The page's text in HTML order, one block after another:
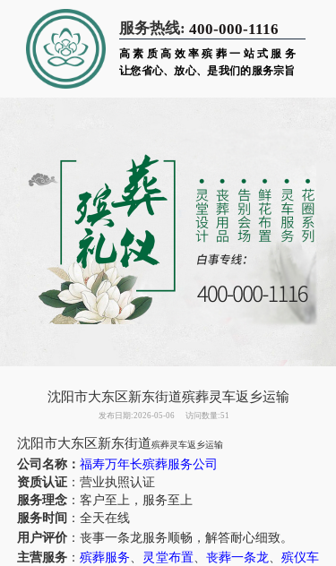
服务热线: 400-000-1116
高素质高效率殡葬一站式服务
让您省心、放心、是我们的服务宗旨
沈阳市大东区新东街道殡葬灵车返乡运输
发布日期:2026-05-06 访问数量:51
沈阳市大东区新东街道殡葬灵车返乡运输
公司名称： 福寿万年长殡葬服务公司
资质认证：营业执照认证
服务理念：客户至上，服务至上
服务时间 ：全天在线
用户评价：丧事一条龙服务顺畅，解答耐心细致。
主营服务 ：殡葬服务、 灵堂布置、 丧葬一条龙、殡仪车